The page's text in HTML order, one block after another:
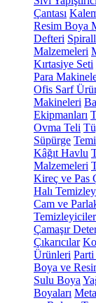
Çantası
Resim Boya
Defteri
Malzemeleri
Kırtasiye Seti
Para
Ofis Sarf
Makineleri
Ekipmanları
Ovma Teli
Süpürge
Kâğıt Havlu
Malzemeleri
Kireç ve Pas
Halı
Cam ve
Temizleyiciler
Çamaşır
Çıkarıcılar
Ürünleri
Boya ve
Sulu Boya
Boyaları